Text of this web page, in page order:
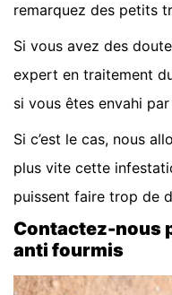
remarquez des petits
Si vous avez des
expert en traitement
si vous êtes envahi
Si c’est le cas, nous
plus vite cette
puissent faire trop de
Contactez-nous
anti fourmis